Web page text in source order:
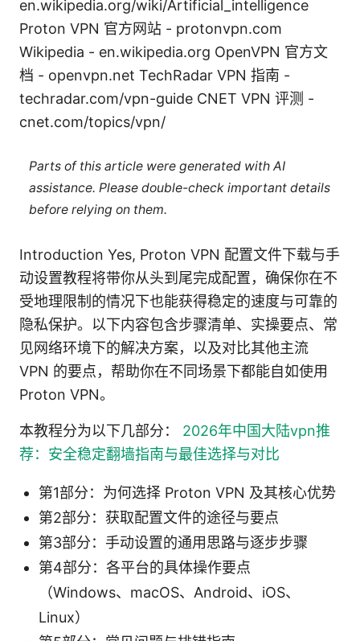
en.wikipedia.org/wiki/Artificial_intelligence
Proton VPN 官方网站 - protonvpn.com
Wikipedia - en.wikipedia.org OpenVPN 官方文
档 - openvpn.net TechRadar VPN 指南 -
techradar.com/vpn-guide CNET VPN 评测 -
cnet.com/topics/vpn/
Parts of this article were generated with AI
assistance. Please double-check important details
before relying on them.
Introduction Yes, Proton VPN 配置文件下载与手
动设置教程将带你从头到尾完成配置，确保你在不
受地理限制的情况下也能获得稳定的速度与可靠的
隐私保护。以下内容包含步骤清单、实操要点、常
见网络环境下的解决方案，以及对比其他主流
VPN 的要点，帮助你在不同场景下都能自如使用
Proton VPN。
本教程分为以下几部分： 2026年中国大陆vpn推
荐：安全稳定翻墙指南与最佳选择与对比
第1部分：为何选择 Proton VPN 及其核心优势
第2部分：获取配置文件的途径与要点
第3部分：手动设置的通用思路与逐步步骤
第4部分：各平台的具体操作要点
（Windows、macOS、Android、iOS、
Linux）